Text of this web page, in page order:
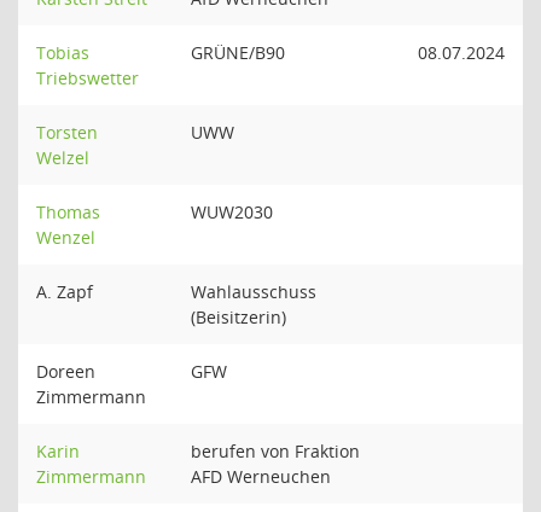
Tobias
Triebswetter
GRÜNE/B90 08.07.2024
Torsten
Welzel
UWW
Thomas
Wenzel
WUW2030
A. Zapf
Wahlausschuss
(Beisitzerin)
Doreen
Zimmermann
GFW
Karin
Zimmermann
berufen von Fraktion
AFD Werneuchen